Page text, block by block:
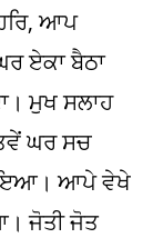
ਆਪ
ਏਕਾ ਬੈਠਾ
ਮੁਖ ਸਲਾਹ
ਘਰ ਸਚ
ਆਪੇ ਵੇਖੇ
ਜੋਤੀ ਜੋਤ